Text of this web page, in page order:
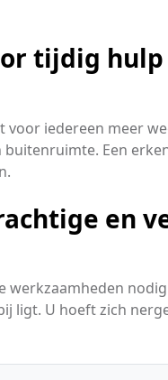
tijdig
iedereen meer
Een
en
ligt. U hoeft zich